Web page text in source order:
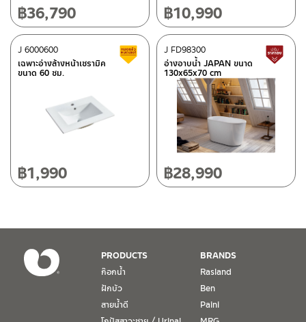
โทร: 02-358-0080 / 080-075-8668 / 091-545-0556
ศูนย์บริการและอะไหล่ เชียงใหม่
118/33 โครงการอรสิริน ม.8 ต.สันปูเลย อ.ดอยสะเก็ด เชียงใหม่
โทร: 080-075-2626
วันจันทร์ – วันศุกร์ เวลา 8:30-17:30 น.
วันเสาร์ เวลา 8:30-15:00 น.
1. การรับประกัน จะต้องมีหลักฐานการซื้อ หรือ ใบเสร็จ โดยทางบริษัทฯ
ขอตรวจสอบโดยนับวันซื้อขายเป็นสำคัญ ทางบริษัทฯ ไม่สามารถให้
เงื่อนไขการรับประกันสินค้าได้ หากไม่มีเอกสารดังกล่าว
ติดต่อ ชาญไพบูลย์ / Contact Us คลิกที่นี่
฿36,790 ฿10,990
เฉพาะอ่างล้างหน้าเซรามิค
ขนาด 60 ซม.
J 6000600 สินค้าลดราคา เคลียร์สต็อก
฿1,990
อ่างอาบน้ำ JAPAN ขนาด
130x65x70 cm
J FD98300
฿28,990
PRODUCTS
ก๊อกน้ำ
ฝักบัว
สายน้ำดี
BRANDS
Rasland
Ben
Paini